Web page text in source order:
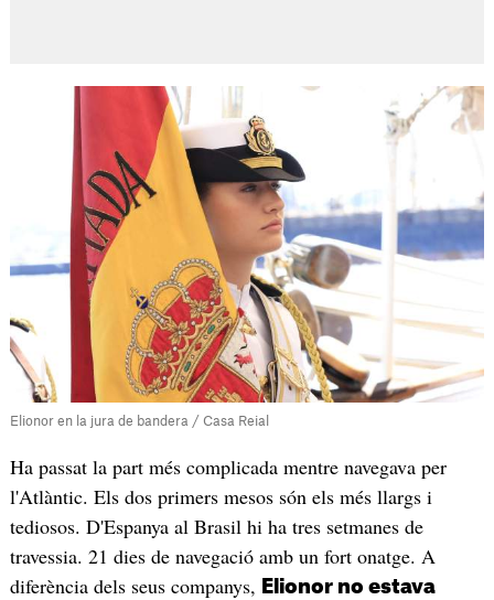
Elionor en la jura de bandera / Casa Reial
Ha passat la part més complicada mentre navegava per
l'Atlàntic. Els dos primers mesos són els més llargs i
tediosos. D'Espanya al Brasil hi ha tres setmanes de
travessia. 21 dies de navegació amb un fort onatge. A
diferència dels seus companys,
Elionor no estava